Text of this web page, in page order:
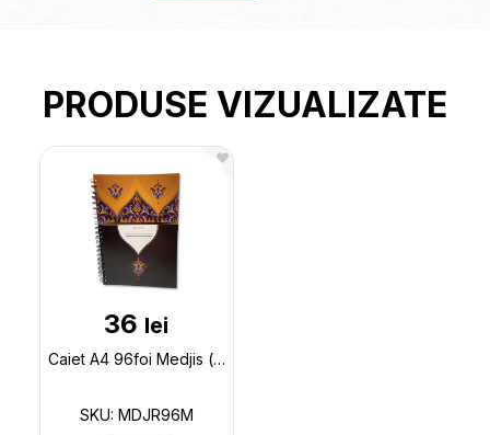
PRODUSE VIZUALIZATE
36 lei
Caiet A4 96foi Medjis (cu spira) MDJR96M
SKU: MDJR96M